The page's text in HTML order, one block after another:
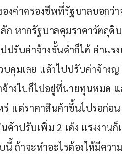
องค่าครองชีพที่รัฐบาลบอกว่
ก หากรัฐบาลคุมราคาวัตถุดิ
ปรับค่าจ้างขั้นต่ำก็ได้ ค่าแร
คุมเลย แล้วไปปรับค่าจ้าง
างไปก็ไปอยู่ที่นายทุนหมด แ
ร่ แต่ราคาสินค้าขึ้นไปรอก่อ
าปรับเพิ่ม 2 เด้ง แรงงานก็
ถ้าจะทำอะไรต้องให้มีควา